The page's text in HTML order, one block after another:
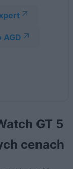
AGD
GT 5
cenach